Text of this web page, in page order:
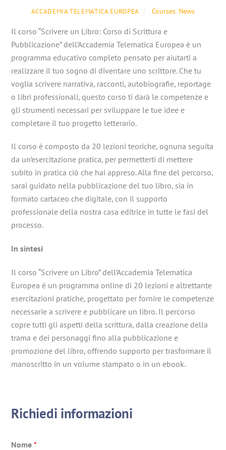
ACCADEMIA TELEMATICA EUROPEA Courses News
Il corso “Scrivere un Libro: Corso di Scrittura e
Pubblicazione” dell’Accademia Telematica Europea è un
programma educativo completo pensato per aiutarti a
realizzare il tuo sogno di diventare uno scrittore. Che tu
voglia scrivere narrativa, racconti, autobiografie, reportage
o libri professionali, questo corso ti darà le competenze e
gli strumenti necessari per sviluppare le tue idee e
completare il tuo progetto letterario.
Il corso è composto da 20 lezioni teoriche, ognuna seguita
da un’esercitazione pratica, per permetterti di mettere
subito in pratica ciò che hai appreso. Alla fine del percorso,
sarai guidato nella pubblicazione del tuo libro, sia in
formato cartaceo che digitale, con il supporto
professionale della nostra casa editrice in tutte le fasi del
processo.
In sintesi
Il corso “Scrivere un Libro” dell’Accademia Telematica
Europea è un programma online di 20 lezioni e altrettante
esercitazioni pratiche, progettato per fornire le competenze
necessarie a scrivere e pubblicare un libro. Il percorso
copre tutti gli aspetti della scrittura, dalla creazione della
trama e dei personaggi fino alla pubblicazione e
promozione del libro, offrendo supporto per trasformare il
manoscritto in un volume stampato o in un ebook.
Richiedi informazioni
Nome*